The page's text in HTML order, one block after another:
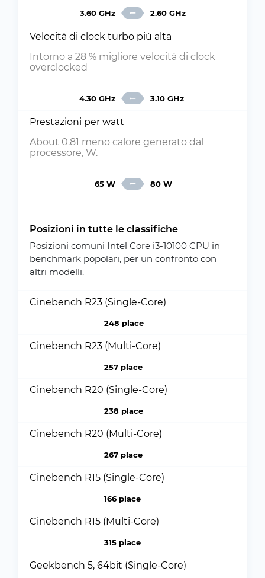
3.60 GHz 2.60 GHz
Velocità di clock turbo più alta
Intorno a 28 % migliore velocità di clock
overclocked
4.30 GHz 3.10 GHz
Prestazioni per watt
About 0.81 meno calore generato dal
processore, W.
65 W 80 W
Posizioni in tutte le classifiche
Posizioni comuni Intel Core i3-10100 CPU in
benchmark popolari, per un confronto con
altri modelli.
Cinebench R23 (Single-Core)
248 place
Cinebench R23 (Multi-Core)
257 place
Cinebench R20 (Single-Core)
238 place
Cinebench R20 (Multi-Core)
267 place
Cinebench R15 (Single-Core)
166 place
Cinebench R15 (Multi-Core)
315 place
Geekbench 5, 64bit (Single-Core)